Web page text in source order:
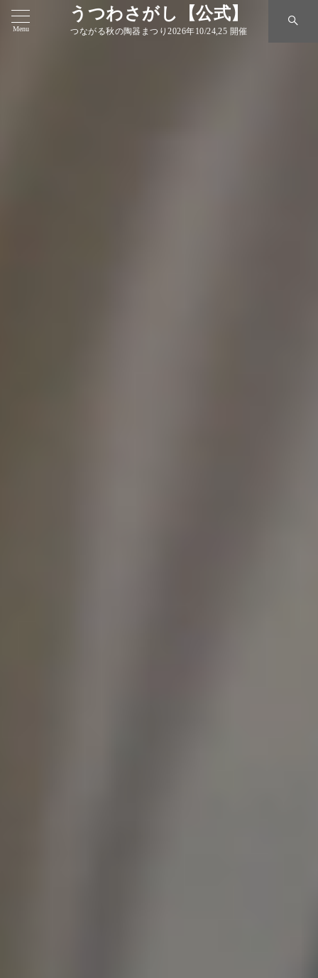
Menu
うつわさがし【公式】
つながる秋の陶器まつり2026年10/24,25 開催